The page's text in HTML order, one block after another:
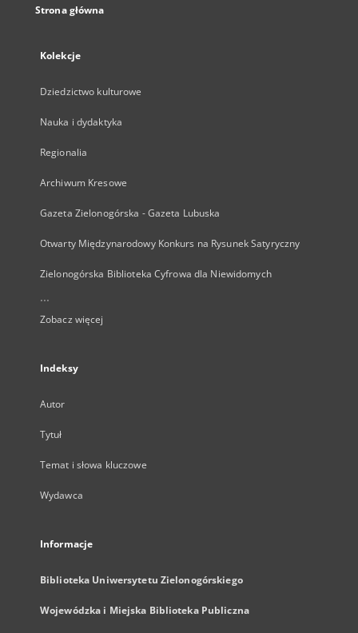
Strona główna
Kolekcje
Dziedzictwo kulturowe
Nauka i dydaktyka
Regionalia
Archiwum Kresowe
Gazeta Zielonogórska - Gazeta Lubuska
Otwarty Międzynarodowy Konkurs na Rysunek Satyryczny
Zielonogórska Biblioteka Cyfrowa dla Niewidomych
...
Zobacz więcej
Indeksy
Autor
Tytuł
Temat i słowa kluczowe
Wydawca
Informacje
Biblioteka Uniwersytetu Zielonogórskiego
Wojewódzka i Miejska Biblioteka Publiczna